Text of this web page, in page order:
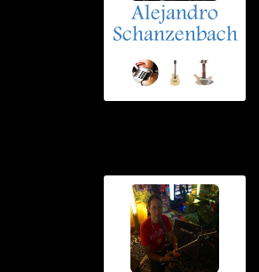
Alejandro
Schanzenbach